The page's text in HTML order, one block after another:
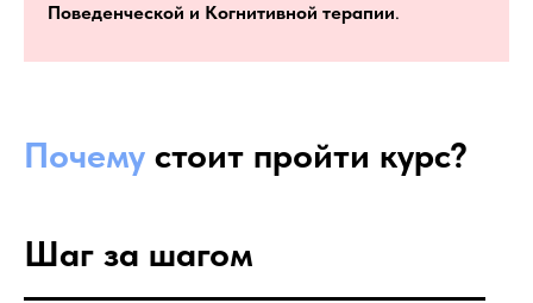
Поведенческой и Когнитивной терапии.
Почему стоит пройти курс?
Шаг за шагом